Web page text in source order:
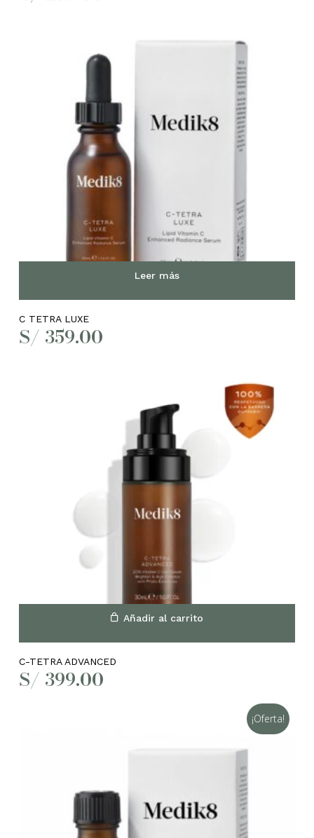
No hay productos en el
carrito.
Leer más
C TETRA LUXE
S/ 359.00
Añadir al carrito
C-TETRA ADVANCED
S/ 399.00
¡Oferta!